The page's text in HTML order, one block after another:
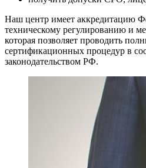
Наш центр имеет аккредитацию
техническому регулированию
которая позволяет проводить
сертификационных процедур в
законодательством РФ.